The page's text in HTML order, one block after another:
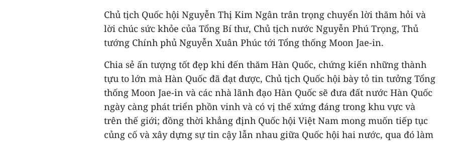
Chủ tịch Quốc hội Nguyễn Thị Kim Ngân trân trọng chuyển lời thăm hỏi và
lời chúc sức khỏe của Tổng Bí thư, Chủ tịch nước Nguyễn Phú Trọng, Thủ
tướng Chính phủ Nguyễn Xuân Phúc tới Tổng thống Moon Jae-in.
Chia sẻ ấn tượng tốt đẹp khi đến thăm Hàn Quốc, chứng kiến những thành
tựu to lớn mà Hàn Quốc đã đạt được, Chủ tịch Quốc hội bày tỏ tin tưởng Tổng
thống Moon Jae-in và các nhà lãnh đạo Hàn Quốc sẽ đưa đất nước Hàn Quốc
ngày càng phát triển phồn vinh và có vị thế xứng đáng trong khu vực và
trên thế giới; đồng thời khẳng định Quốc hội Việt Nam mong muốn tiếp tục
củng cố và xây dựng sự tin cậy lẫn nhau giữa Quốc hội hai nước, qua đó làm